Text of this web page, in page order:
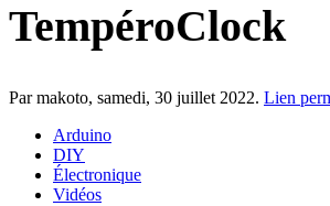
TempéroClock
Par makoto, samedi, 30 juillet 2022. Lien
Arduino
DIY
Électronique
Vidéos